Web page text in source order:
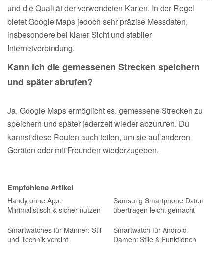
und die Qualität der verwendeten Karten. In der Regel
bietet Google Maps jedoch sehr präzise Messdaten,
insbesondere bei klarer Sicht und stabiler
Internetverbindung.
Kann ich die gemessenen Strecken speichern
und später abrufen?
Ja, Google Maps ermöglicht es, gemessene Strecken zu
speichern und später jederzeit wieder abzurufen. Du
kannst diese Routen auch teilen, um sie auf anderen
Geräten oder mit Freunden wiederzugeben.
Empfohlene Artikel
Handy ohne App:
Minimalistisch & sicher nutzen
Samsung Smartphone Daten
übertragen leicht gemacht
Smartwatches für Männer: Stil
und Technik vereint
Smartwatch für Android
Damen: Stile & Funktionen